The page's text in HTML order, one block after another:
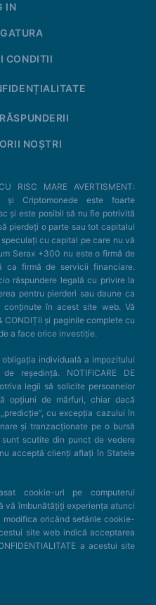
IN
CONDITII
NOȘTRI
RISC MARE AVERTISMENT:
și Criptomonede este foarte
și este posibil să nu fie potrivită
pierdeți o parte sau tot capitalul
cu capital pe care nu vă
Serax +300 nu este o firmă de
ca firmă de servicii financiare.
răspundere legală cu privire la
pentru pierderi sau daune ca
conținute în acest site web. Vă
CONDIȚII și paginile complete cu
a face orice investiție.
individuală a impozitului
reședință. NOTIFICARE DE
legii să solicite persoanelor
opțiuni de mărfuri, chiar dacă
cu excepția cazului în
și tranzacționate pe o bursă
scutite din punct de vedere
acceptă clienți aflați în Statele
cookie-uri pe computerul
vă îmbunătățiți experiența atunci
oricând setările cookie-
site web indică acceptarea
a acestui site